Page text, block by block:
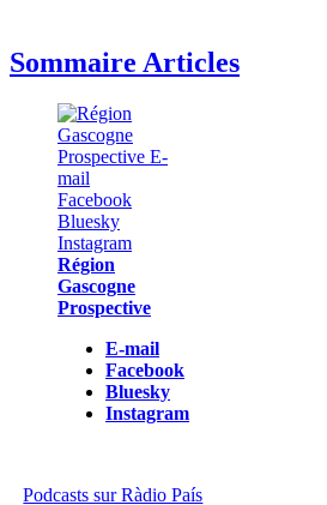
Sommaire Articles
Région
Gascogne
Prospective
E-mail
Facebook
Bluesky
Instagram
Podcasts sur Ràdio País